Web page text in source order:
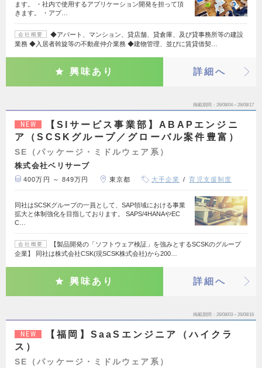
ます。 ・社内で使用するアプリケーション開発を担って頂
きます。 ・アプ…
会社概要
◆アパート、マンション、貸店舗、貸倉庫、及び貸事務所等の建設
業務 ◆入居者斡旋等の不動産仲介業務 ◆建物管理、並びに賃貸借契…
興味あり 詳細へ
掲載期間 26/08/04～26/08/17
NEW
【SIサービス事業部】ABAPエンジニ
ア（SCSKグループ／グローバル案件豊富）
SE（パッケージ・ミドルウェア系）
株式会社ベリサーブ
400万円 ～ 849万円 東京都 大手企業 育児支援制度
同社はSCSKグループの一員として、SAP領域における事業
拡大と体制強化を目指しております。 SAPS/4HANAやEC
C…
会社概要
【製品開発の「ソフトウェア検証」を強みとするSCSKのグループ
企業】 同社は株式会社CSK(現SCSK株式会社)から200…
興味あり 詳細へ
掲載期間 26/08/03～26/08/16
NEW
【福岡】SaaSエンジニア（ハイクラ
ス）
SE（パッケージ・ミドルウェア系）